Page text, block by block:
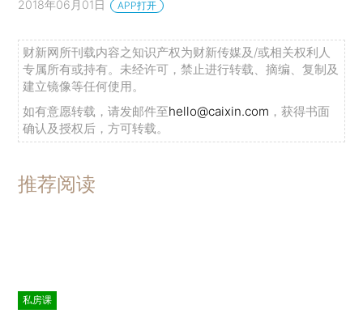
2018年06月01日 APP打开
财新网所刊载内容之知识产权为财新传媒及/或相关权利人
专属所有或持有。未经许可，禁止进行转载、摘编、复制及
建立镜像等任何使用。
如有意愿转载，请发邮件至hello@caixin.com ，获得书面
确认及授权后，方可转载。
推荐阅读
私房课